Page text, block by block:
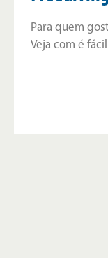
Para quem
Veja com é